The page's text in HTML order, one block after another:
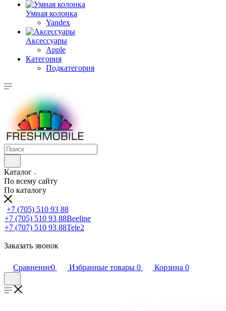
Умная колонка
Yandex
Аксессуары
Apple
Категория
Подкатегория
Каталог
По всему сайту
По каталогу
+7 (705) 510 93 88
+7 (705) 510 93 88Beeline
+7 (707) 510 93 88Tele2
Заказать звонок
Сравнение0 Избранные товары 0 Корзина 0